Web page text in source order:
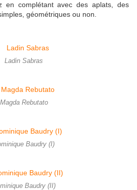
en complétant avec des aplats, des
géométriques ou non.
Ladin Sabras
Magda Rebutato
Baudry (I)
Baudry (II)